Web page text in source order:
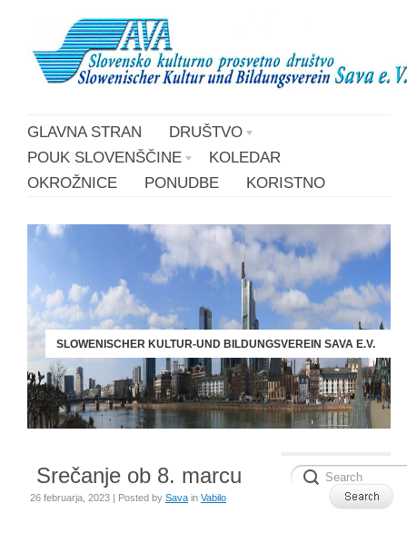
GLAVNA STRAN
DRUŠTVO
POUK SLOVENŠČINE
KOLEDAR
OKROŽNICE
PONUDBE KORISTNO
SLOWENISCHER KULTUR-UND BILDUNGSVEREIN SAVA E.V.
Srečanje ob 8. marcu
26 februarja, 2023 | Posted by Sava in Vabilo